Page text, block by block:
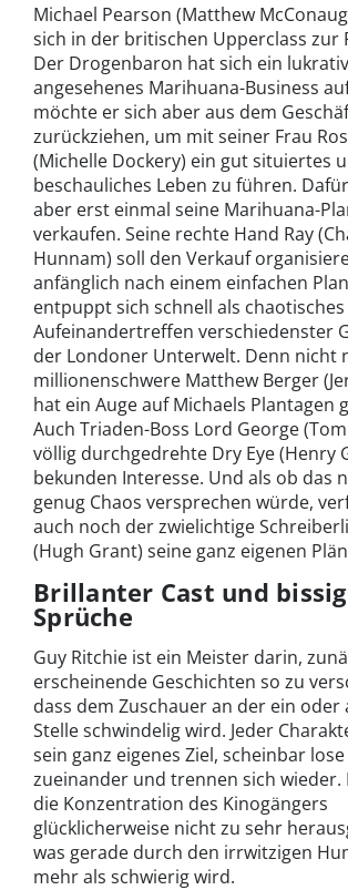
Michael Pearson (Matthew
sich in der britischen Upperclass zur
Der Drogenbaron hat sich ein
angesehenes Marihuana-Business
möchte er sich aber aus dem
zurückziehen, um mit seiner Frau
(Michelle Dockery) ein gut situiertes
beschauliches Leben zu führen.
aber erst einmal seine Marihuana-
verkaufen. Seine rechte Hand Ray
Hunnam) soll den Verkauf
anfänglich nach einem einfachen
entpuppt sich schnell als chaotisches
Aufeinandertreffen verschiedenster
der Londoner Unterwelt. Denn nicht
millionenschwere Matthew Berger
hat ein Auge auf Michaels Plantagen
Auch Triaden-Boss Lord George
völlig durchgedrehte Dry Eye (Henry
bekunden Interesse. Und als ob das
genug Chaos versprechen würde,
auch noch der zwielichtige
(Hugh Grant) seine ganz eigenen
Brillanter Cast und
Sprüche
Guy Ritchie ist ein Meister darin,
erscheinende Geschichten so zu
dass dem Zuschauer an der ein oder
Stelle schwindelig wird. Jeder
sein ganz eigenes Ziel, scheinbar
zueinander und trennen sich wieder.
die Konzentration des Kinogängers
glücklicherweise nicht zu sehr
was gerade durch den irrwitzigen
mehr als schwierig wird.